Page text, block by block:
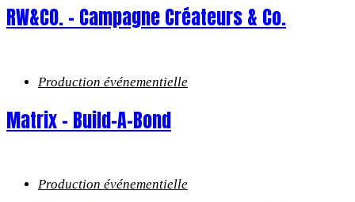
RW&CO. – Campagne Créateurs & Co.
Production événementielle
Matrix – Build-A-Bond
Production événementielle